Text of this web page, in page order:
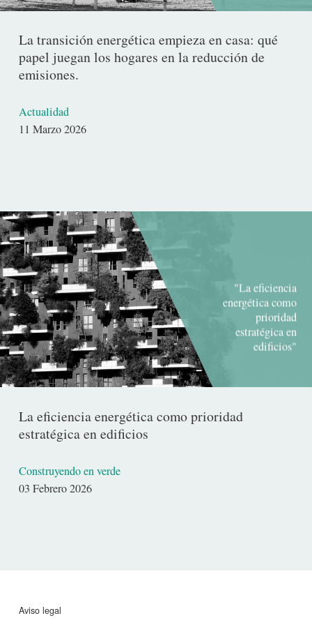
La transición energética empieza en casa: qué
papel juegan los hogares en la reducción de
emisiones.
Actualidad
Fecha11 Marzo 2026
"La eficiencia
energética como
prioridad
estratégica en
edificios"
La eficiencia energética como prioridad
estratégica en edificios
Construyendo en verde
Fecha03 Febrero 2026
Aviso legal